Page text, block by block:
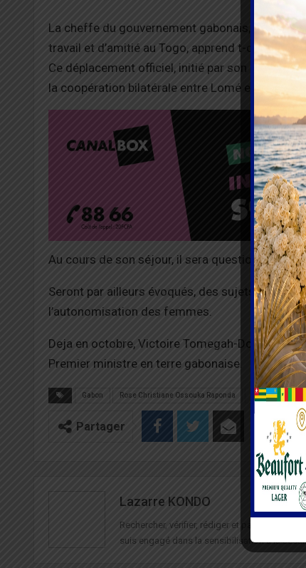
La cheffe du gouvernement gabonais, Rose
travail et d’amitié au Togo, apprend t-on des
Ce déplacement officiel, initié par son
la coopération bilatérale entre Lomé et Libreville.
Au cours de son séjour, il sera question
Seront par ailleurs évoqués, des sujets liés à
l’autonomisation des femmes.
Deja en octobre, Victoire Tomegah-Dogbé était
Premier ministre en terre gabonaise.
Gabon Rose Christiane Ossouka Raponda Togo
Partager
Lazarre KONDO
Rechercher, vérifier, rédiger et partager des
suis engagé dans la sensibilisation à la